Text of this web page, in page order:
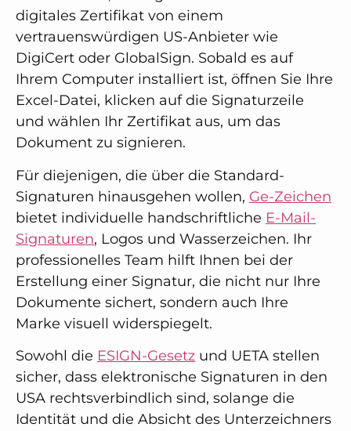
digitales Zertifikat von einem
vertrauenswürdigen US-Anbieter wie
DigiCert oder GlobalSign. Sobald es auf
Ihrem Computer installiert ist, öffnen Sie Ihre
Excel-Datei, klicken auf die Signaturzeile
und wählen Ihr Zertifikat aus, um das
Dokument zu signieren.
Für diejenigen, die über die Standard-
Signaturen hinausgehen wollen, Ge-Zeichen
bietet individuelle handschriftliche E-Mail-
Signaturen, Logos und Wasserzeichen. Ihr
professionelles Team hilft Ihnen bei der
Erstellung einer Signatur, die nicht nur Ihre
Dokumente sichert, sondern auch Ihre
Marke visuell widerspiegelt.
Sowohl die ESIGN-Gesetz und UETA stellen
sicher, dass elektronische Signaturen in den
USA rechtsverbindlich sind, solange die
Identität und die Absicht des Unterzeichners